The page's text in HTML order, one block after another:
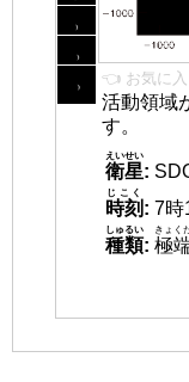
👈 お気に入
活動領域
す。
衛星
えいせい
:
時刻
じこく
: 7時
種類
しゅるい
: 極
きょく